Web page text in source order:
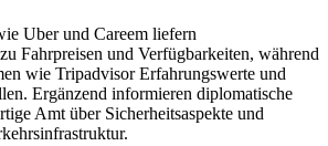
Uber und Careem liefern
Fahrpreisen und Verfügbarkeiten, während
wie Tripadvisor Erfahrungswerte und
Ergänzend informieren diplomatische
Amt über Sicherheitsaspekte und